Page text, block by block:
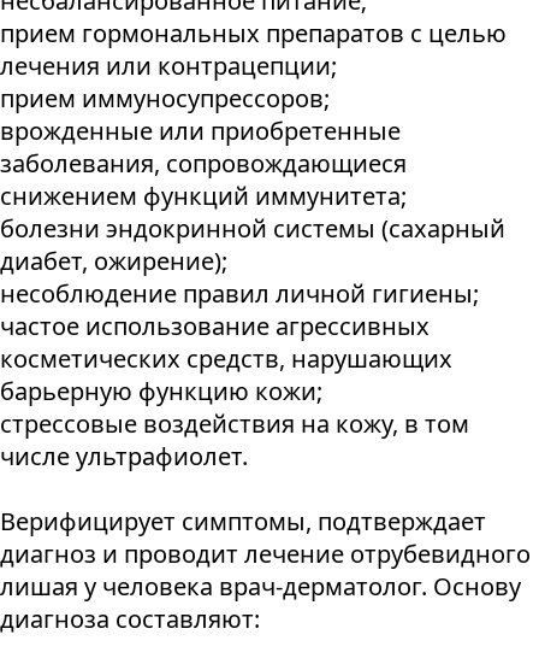
прием гормональных препаратов с целью
лечения или контрацепции;
прием иммуносупрессоров;
врожденные или приобретенные
заболевания, сопровождающиеся
снижением функций иммунитета;
болезни эндокринной системы (сахарный
диабет, ожирение);
несоблюдение правил личной гигиены;
частое использование агрессивных
косметических средств, нарушающих
барьерную функцию кожи;
стрессовые воздействия на кожу, в том
числе ультрафиолет.
Верифицирует симптомы, подтверждает
диагноз и проводит лечение отрубевидного
лишая у человека врач-дерматолог. Основу
диагноза составляют: